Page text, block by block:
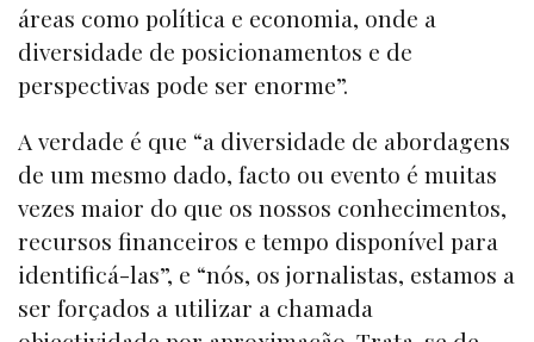
áreas como política e economia, onde a
diversidade de posicionamentos e de
perspectivas pode ser enorme”.
A verdade é que “a diversidade de abordagens
de um mesmo dado, facto ou evento é muitas
vezes maior do que os nossos conhecimentos,
recursos financeiros e tempo disponível para
identificá-las”, e “nós, os jornalistas, estamos a
ser forçados a utilizar a chamada